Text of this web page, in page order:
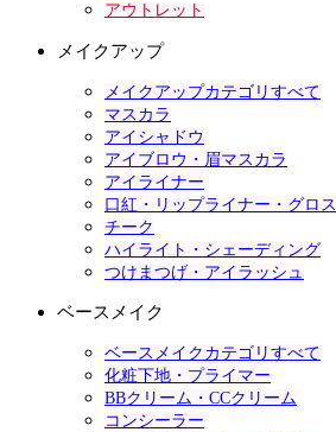
アウトレット
メイクアップ
メイクアップカテゴリすべて
マスカラ
アイシャドウ
アイブロウ・眉マスカラ
アイライナー
口紅・リップライナー・グロス
チーク
ハイライト・シェーディング
つけまつげ・アイラッシュ
ベースメイク
ベースメイクカテゴリすべて
化粧下地・プライマー
BBクリーム・CCクリーム
コンシーラー